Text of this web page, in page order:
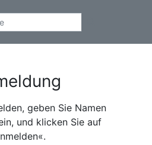
geben Sie Namen
und klicken Sie auf